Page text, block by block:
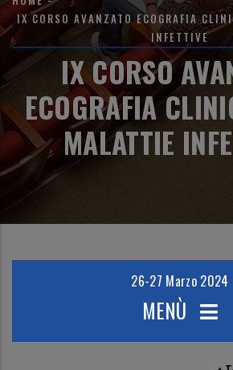
DI
PANE
IX CORSO AVANZATO ECOGRAFIA
INFETTIVE
IX CORSO
ECOGRAFIA
MALATTIE
26-27 Marzo 2024
MENÙ